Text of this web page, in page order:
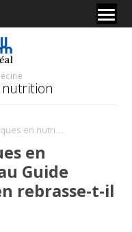
nutrition
Enjeux sociopolitiques en nutrition : le nouveau Guide alimentaire canadien rebrasse-t-il les cartes ?
en
Guide
rebrasse-t-il